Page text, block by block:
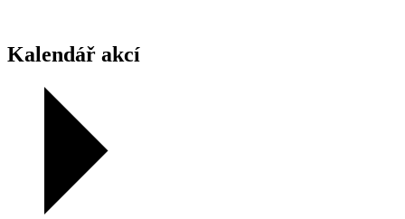
Kalendář akcí